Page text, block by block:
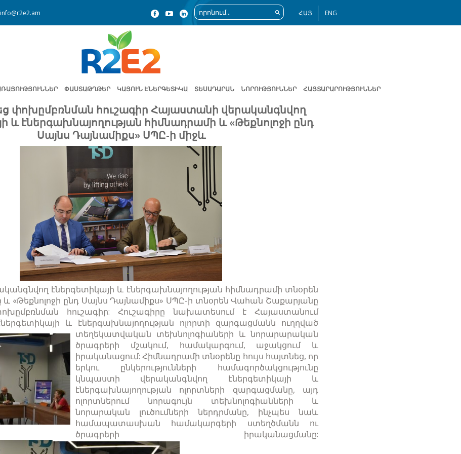
info@r2e2.am ՀԱՅ ENG
ՓԱՍՏԱԹՂԹԵՐ ԿԱՅՈՒՆ ԷՆԵՐԳԵՏԻԿԱ ՏԵՍԱԴԱՐԱՆ ՆՈՐՈՒԹՅՈՒՆՆԵՐ ՀԱՅՏԱՐԱՐՈՒԹՅՈՒՆՆԵՐ
փոխըմբռնման հուշագիր Հայաստանի վերականգնվող
և էներգախնայողության հիմնադրամի և «Թեքնոլոջի ընդ
Սայնս Դայնամիքս» ՍՊԸ-ի միջև
էներգետիկայի և էներգախնայողության հիմնադրամի տնօրեն
և «Թեքնոլոջի ընդ Սայնս Դայնամիքս» ՍՊԸ-ի տնօրեն Վահան Շաքարյանը
հուշագիր: Հուշագիրը նախատեսում է Հայաստանում
և էներգախնայողության ոլորտի զարգացմանն ուղղված
տեղեկատվական տեխնոլոգիաների և նորարարական
ծրագրերի մշակում, համակարգում, աջակցում և
իրականացում: Հիմնադրամի տնօրենը հույս հայտնեց, որ
երկու ընկերությունների համագործակցությունը
կնպաստի վերականգնվող էներգետիկայի և
էներգախնայողության ոլորտների զարգացմանը, այդ
ոլորտներում նորագույն տեխնոլոգիանների և
նորարական լուծումների ներդրմանը, ինչպես նաև
համապատասխան համակարգերի ստեղծմանն ու
ծրագրերի իրականացմանը: